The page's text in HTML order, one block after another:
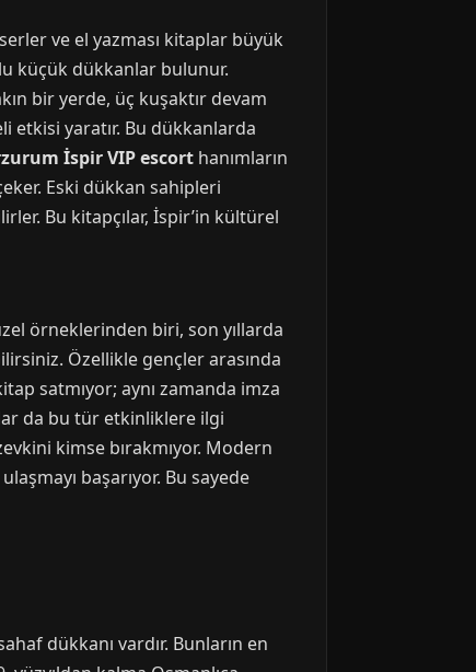
ve el yazması kitaplar büyük
küçük dükkanlar bulunur.
bir yerde, üç kuşaktır devam
etkisi yaratır. Bu dükkanlarda
İspir VIP escort hanımların
Eski dükkan sahipleri
Bu kitapçılar, İspir’in kültürel
örneklerinden biri, son yıllarda
Özellikle gençler arasında
satmıyor; aynı zamanda imza
da bu tür etkinliklere ilgi
kimse bırakmıyor. Modern
başarıyor. Bu sayede
dükkanı vardır. Bunların en